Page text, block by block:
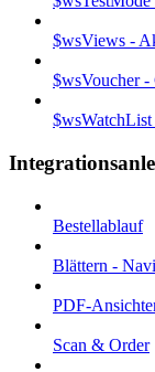
$wsViews -
$wsVoucher -
Bestellablauf
Blättern -
PDF-
Scan & Order